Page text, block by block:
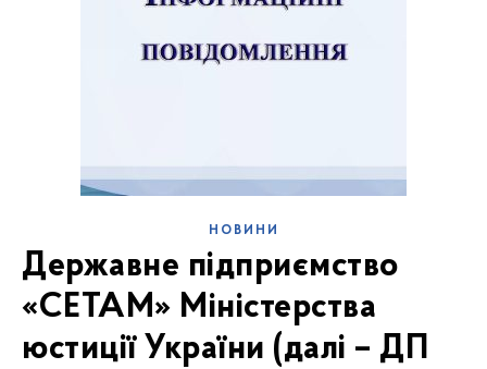
НОВИНИ
Державне підприємство
«СЕТАМ» Міністерства
юстиції України (далі – ДП